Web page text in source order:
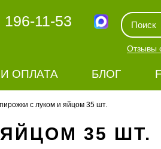
11-53
Отзывы
ОПЛАТА БЛОГ
с луком и яйцом 35 шт.
35 ШТ.